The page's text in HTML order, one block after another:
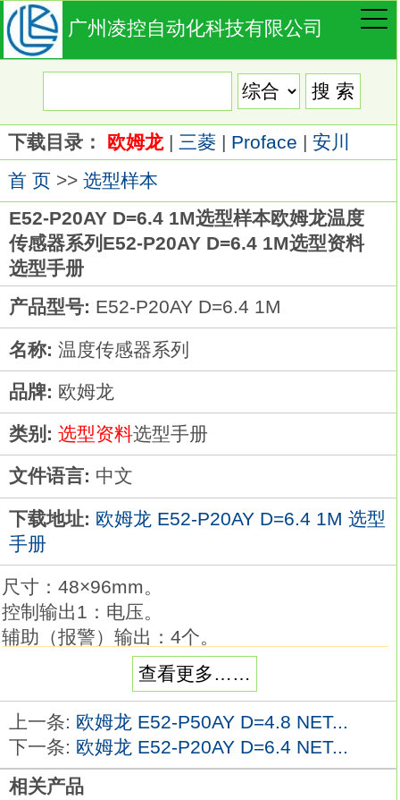
广州凌控自动化科技有限公司
下载目录： 欧姆龙| 三菱| Proface | 安川
首 页>> 选型样本
E52-P20AY D=6.4 1M选型样本欧姆龙温度
传感器系列E52-P20AY D=6.4 1M选型资料
选型手册
产品型号: E52-P20AY D=6.4 1M
名称: 温度传感器系列
品牌: 欧姆龙
类别: 选型资料选型手册
文件语言: 中文
下载地址: 欧姆龙 E52-P20AY D=6.4 1M 选型
手册
尺寸：48×96mm。
控制输出1：电压。
辅助（报警）输出：4个。
传送输出：有。
事件输入：4个。
通信：RS-485。
断线检测：2个。
电源电压：AC100～240V。
E5□C系列的程序型产品新上市。
查看更多……
上一条: 欧姆龙 E52-P50AY D=4.8 NET...
下一条: 欧姆龙 E52-P20AY D=6.4 NET...
相关产品